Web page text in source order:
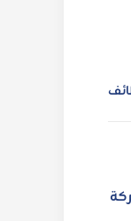
رعاية